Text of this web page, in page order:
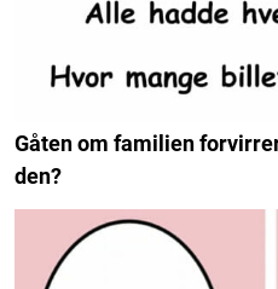
Gåten om familien
den?